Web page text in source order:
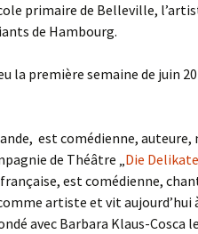
primaire de Belleville,
de Hambourg.
la première semaine de juin
est comédienne,
de Théâtre „Die
est comédienne,
artiste et vit
avec Barbara Klaus-Cosca